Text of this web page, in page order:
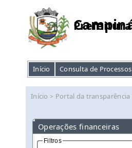
Início Consulta de Processos
Início > Portal da transparência
Operações financeiras
Filtros